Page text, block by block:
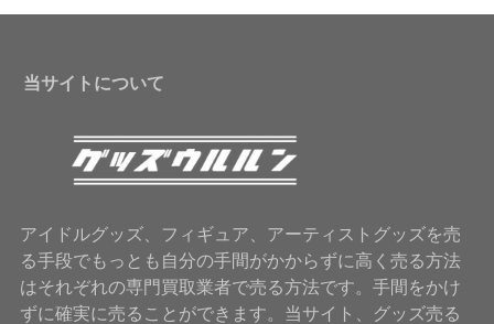
当サイトについて
アイドルグッズ、フィギュア、アーティストグッズを売
る手段でもっとも自分の手間がかからずに高く売る方法
はそれぞれの専門買取業者で売る方法です。手間をかけ
ずに確実に売ることができます。当サイト、グッズ売る